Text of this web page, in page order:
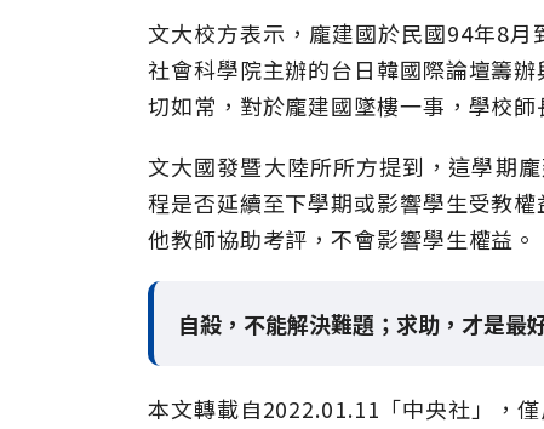
文大校方表示，龐建國於民國94年8
社會科學院主辦的台日韓國際論壇籌
切如常，對於龐建國墜樓一事，學校師
文大國發暨大陸所所方提到，這學期
程是否延續至下學期或影響學生受教
他教師協助考評，不會影響學生權益。
自殺，不能解決難題；求助，才是最
本文轉載自2022.01.11「中央社」，